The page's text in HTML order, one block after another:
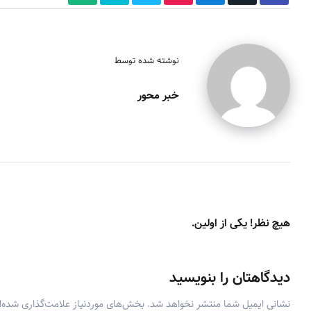
نوشته شده توسط
خبر محور
هیچ نظر! یکی از اولین.
دیدگاهتان را بنویسید
نشانی ایمیل شما منتشر نخواهد شد. بخش‌های موردنیاز علامت‌گذاری